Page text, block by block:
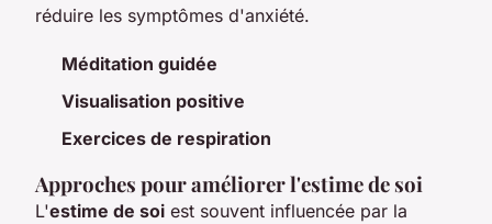
réduire les symptômes d'anxiété.
Méditation guidée
Visualisation positive
Exercices de respiration
Approches pour améliorer l'estime de soi
L'estime de soi est souvent influencée par la